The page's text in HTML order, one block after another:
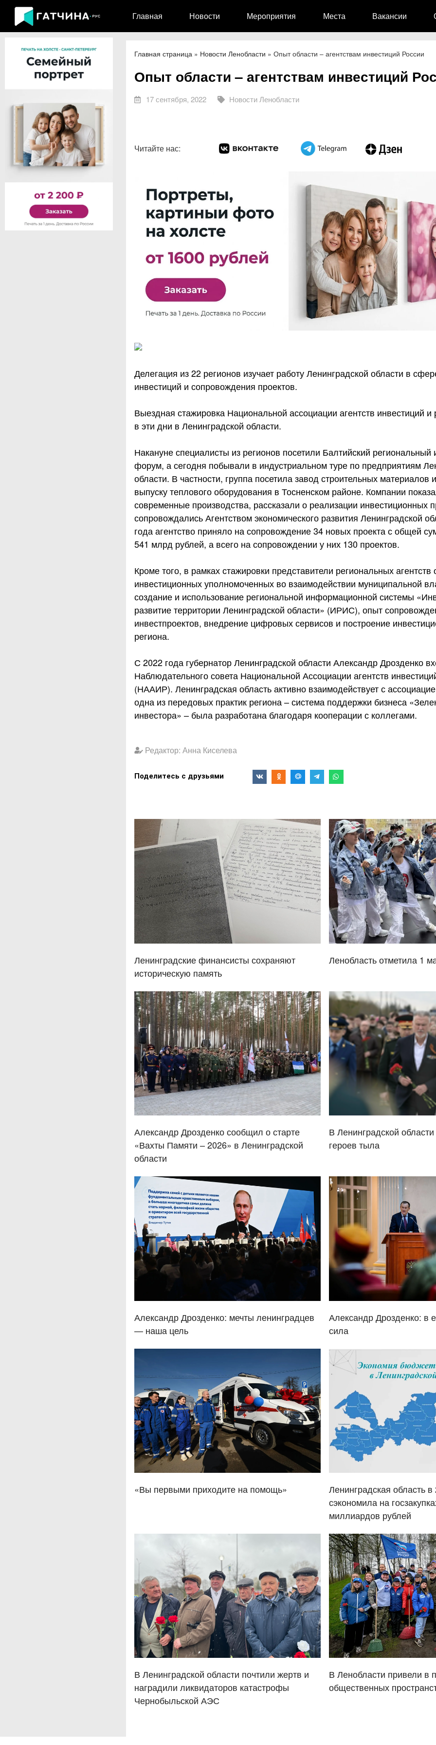
Главная Новости Мероприятия Места Вакансии
Главная страница» Новости Ленобласти » Опыт области – агентствам инвестиций России
Опыт области – агентствам инвестиций
17 сентября, 2022 Новости Ленобласти
Читайте нас:
Делегация из 22 регионов изучает работу Ленинградской области в
инвестиций и сопровождения проектов.
Выездная стажировка Национальной ассоциации агентств инвестиций и
в эти дни в Ленинградской области.
Накануне специалисты из регионов посетили Балтийский региональный
форум, а сегодня побывали в индустриальном туре по предприятиям
области. В частности, группа посетила завод строительных материалов
выпуску теплового оборудования в Тосненском районе. Компании
современные производства, рассказали о реализации инвестиционных
сопровождались Агентством экономического развития Ленинградской
года агентство приняло на сопровождение 34 новых проекта с общей
541 млрд рублей, а всего на сопровождении у них 130 проектов.
Кроме того, в рамках стажировки представители региональных
инвестиционных уполномоченных во взаимодействии муниципальной
создание и использование региональной информационной системы
развитие территории Ленинградской области» (ИРИС), опыт
инвестпроектов, внедрение цифровых сервисов и построение
региона.
С 2022 года губернатор Ленинградской области Александр Дрозденко
Наблюдательного совета Национальной Ассоциации агентств
(НААИР). Ленинградская область активно взаимодействует с
одна из передовых практик региона – система поддержки бизнеса
инвестора» – была разработана благодаря кооперации с коллегами.
Редактор: Анна Киселева
Поделитесь с друзьями
Ленинградские финансисты сохраняют
историческую память
Ленобласть отметила 1
Александр Дрозденко сообщил о старте
«Вахты Памяти – 2026» в Ленинградской
области
В Ленинградской
героев тыла
Александр Дрозденко: мечты ленинградцев
— наша цель
Александр Дрозденко: в
сила
«Вы первыми приходите на помощь»
Ленинградская область в
сэкономила на
миллиардов рублей
В Ленинградской области почтили жертв и
наградили ликвидаторов катастрофы
Чернобыльской АЭС
В Ленобласти привели в
общественных